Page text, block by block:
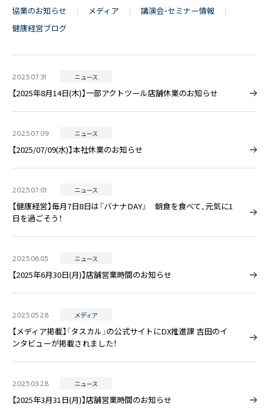
協業のお知らせ
メディア
講演会・セミナー情報
健康経営ブログ
2025.07.31 ニュース
【2025年8月14日(木)】一部アクトツール店舗休業のお知らせ
2025.07.09 ニュース
【2025/07/09(水)】本社休業のお知らせ
2025.07.01 ニュース
【健康経営】毎月7日8日は『バナナDAY』 朝食を食べて、元気に1
日を過ごそう！
2025.06.05 ニュース
【2025年6月30日(月)】店舗営業時間のお知らせ
2025.05.28 メディア
【メディア掲載】「タスカル」の公式サイトにDX推進課 吉田のイ
ンタビューが掲載されました！
2025.03.28 ニュース
【2025年3月31日(月)】店舗営業時間のお知らせ
〒171-0014 東京都豊島区池袋2丁目40-12